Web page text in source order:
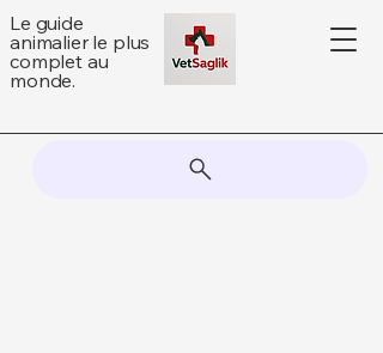
Le guide
animalier le plus
complet au
monde.